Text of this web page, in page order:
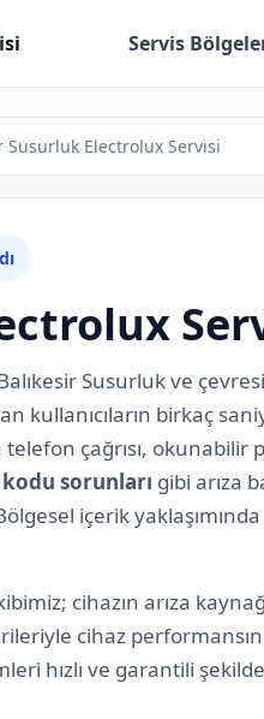
Servis
Susurluk Electrolux Servisi
Susurluk ve
birkaç
çağrısı, okunabilir
sorunları gibi arıza
içerik yaklaşımında
cihazın arıza
cihaz
hızlı ve garantili